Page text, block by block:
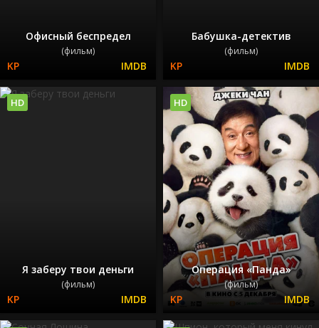
Офисный беспредел
(фильм)
Бабушка-детектив
(фильм)
Я заберу твои деньги
(фильм)
HD
Операция «Панда»
(фильм)
HD